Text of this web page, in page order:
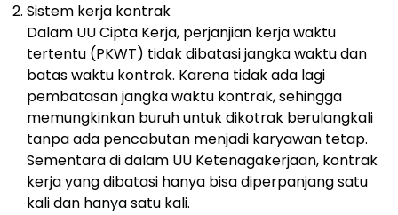
Sistem kerja kontrak
Dalam UU Cipta Kerja, perjanjian kerja waktu
tertentu (PKWT) tidak dibatasi jangka waktu dan
batas waktu kontrak. Karena tidak ada lagi
pembatasan jangka waktu kontrak, sehingga
memungkinkan buruh untuk dikotrak berulangkali
tanpa ada pencabutan menjadi karyawan tetap.
Sementara di dalam UU Ketenagakerjaan, kontrak
kerja yang dibatasi hanya bisa diperpanjang satu
kali dan hanya satu kali.